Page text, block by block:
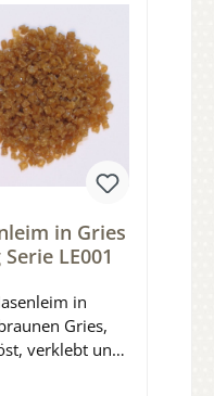
in Gries
Serie LE001
in
Gries,
verklebt und